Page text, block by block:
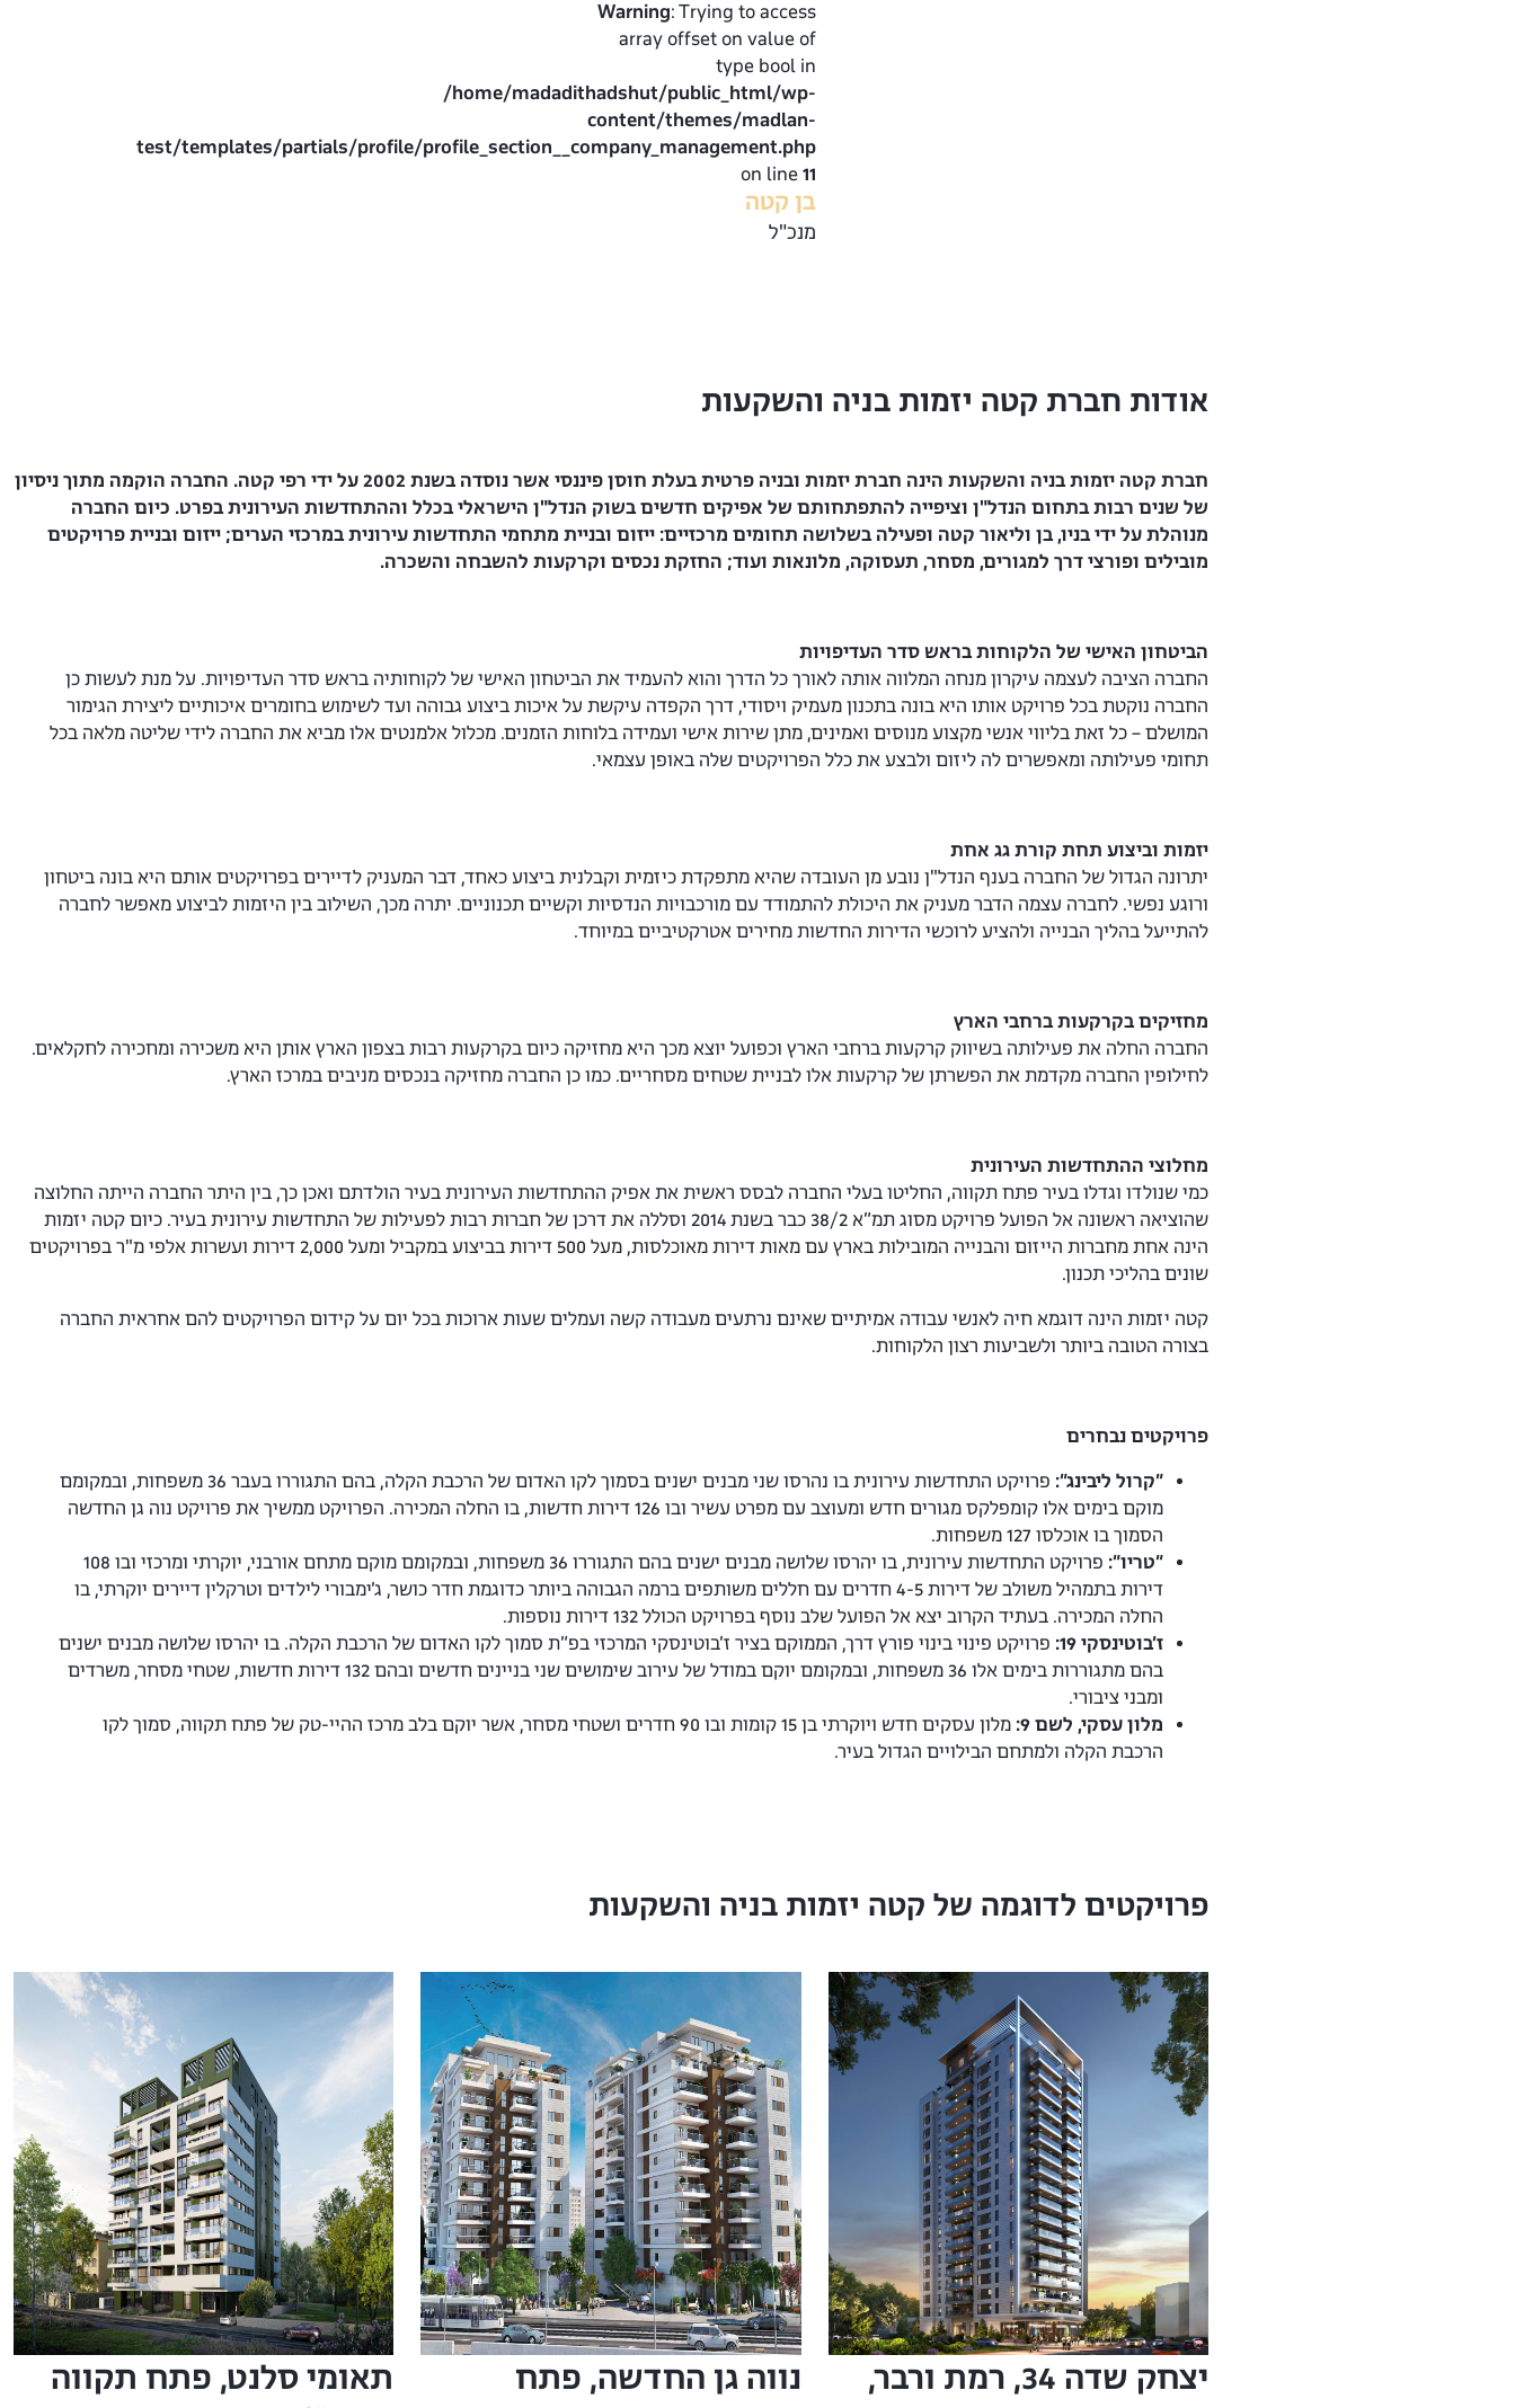
Warning: Trying to access
array offset on value of
type bool in
/home/madadithadshut/public_html/wp-
content/themes/madlan-
test/templates/partials/profile/profile_section__company_management.php
on line 11
בן קטה
מנכ"ל
אודות חברת קטה יזמות בניה והשקעות
חברת קטה יזמות בניה והשקעות הינה חברת יזמות ובניה פרטית בעלת חוסן פיננסי אשר נוסדה בשנת 2002 על ידי רפי קטה.
החברה הוקמה מתוך ניסיון
של שנים רבות בתחום הנדל"ן וציפייה להתפתחותם של אפיקים חדשים בשוק הנדל"ן הישראלי בכלל וההתחדשות העירונית בפרט. כיום החברה
מנוהלת על ידי בניו, בן וליאור קטה ופעילה בשלושה תחומים מרכזיים: ייזום ובניית מתחמי התחדשות עירונית במרכזי הערים; ייזום ובניית פרויקטים
מובילים ופורצי דרך למגורים, מסחר, תעסוקה, מלונאות ועוד; החזקת נכסים וקרקעות להשבחה והשכרה.
הביטחון האישי של הלקוחות בראש סדר העדיפויות
החברה הציבה לעצמה עיקרון מנחה המלווה אותה לאורך כל הדרך והוא להעמיד את הביטחון האישי של לקוחותיה בראש סדר העדיפויות. על מנת לעשות כן
החברה נוקטת בכל פרויקט אותו היא בונה בתכנון מעמיק ויסודי, דרך הקפדה עיקשת על איכות ביצוע גבוהה ועד לשימוש בחומרים איכותיים ליצירת הגימור
המושלם – כל זאת בליווי אנשי מקצוע מנוסים ואמינים, מתן שירות אישי ועמידה בלוחות הזמנים. מכלול אלמנטים אלו מביא את החברה לידי שליטה מלאה בכל
תחומי פעילותה ומאפשרים לה ליזום ולבצע את כלל הפרויקטים שלה באופן עצמאי.
יזמות וביצוע תחת קורת גג אחת
יתרונה הגדול של החברה בענף הנדל"ן נובע מן העובדה שהיא מתפקדת כיזמית וקבלנית ביצוע כאחד, דבר המעניק לדיירים בפרויקטים אותם היא בונה ביטחון
ורוגע נפשי. לחברה עצמה הדבר מעניק את היכולת להתמודד עם מורכבויות הנדסיות וקשיים תכנוניים. יתרה מכך, השילוב בין היזמות לביצוע מאפשר לחברה
להתייעל בהליך הבנייה ולהציע לרוכשי הדירות החדשות מחירים אטרקטיביים במיוחד.
מחזיקים בקרקעות ברחבי הארץ
החברה החלה את פעילותה בשיווק קרקעות ברחבי הארץ וכפועל יוצא מכך היא מחזיקה כיום בקרקעות רבות בצפון הארץ אותן היא משכירה ומחכירה לחקלאים.
לחילופין החברה מקדמת את הפשרתן של קרקעות אלו לבניית שטחים מסחריים. כמו כן החברה מחזיקה בנכסים מניבים במרכז הארץ.
מחלוצי ההתחדשות העירונית
כמי שנולדו וגדלו בעיר פתח תקווה, החליטו בעלי החברה לבסס ראשית את אפיק ההתחדשות העירונית בעיר הולדתם ואכן כך, בין היתר החברה הייתה החלוצה
שהוציאה ראשונה אל הפועל פרויקט מסוג תמ״א 38/2 כבר בשנת 2014 וסללה את דרכן של חברות רבות לפעילות של התחדשות עירונית בעיר. כיום קטה יזמות
הינה אחת מחברות הייזום והבנייה המובילות בארץ עם מאות דירות מאוכלסות, מעל 500 דירות בביצוע במקביל ומעל 2,000 דירות ועשרות אלפי מ"ר בפרויקטים
שונים בהליכי תכנון.
קטה יזמות הינה דוגמא חיה לאנשי עבודה אמיתיים שאינם נרתעים מעבודה קשה ועמלים שעות ארוכות בכל יום על קידום הפרויקטים להם אחראית החברה
בצורה הטובה ביותר ולשביעות רצון הלקוחות.
פרויקטים נבחרים
״קרול ליבינג״:
פרויקט התחדשות עירונית בו נהרסו שני מבנים ישנים בסמוך לקו האדום של הרכבת הקלה, בהם התגוררו בעבר 36 משפחות, ובמקומם
מוקם בימים אלו קומפלקס מגורים חדש ומעוצב עם מפרט עשיר ובו 126 דירות חדשות, בו החלה המכירה. הפרויקט ממשיך את פרויקט נוה גן החדשה
הסמוך בו אוכלסו 127 משפחות.
״טריו״: פרויקט התחדשות עירונית, בו יהרסו שלושה מבנים ישנים בהם התגוררו 36 משפחות, ובמקומם מוקם מתחם אורבני, יוקרתי ומרכזי
ובו 108
דירות בתמהיל משולב של דירות 4-5 חדרים עם חללים משותפים ברמה הגבוהה ביותר כדוגמת חדר כושר, ג׳ימבורי לילדים וטרקלין דיירים יוקרתי, בו
החלה המכירה. בעתיד הקרוב יצא אל הפועל שלב נוסף בפרויקט הכולל 132 דירות נוספות.
ז׳בוטינסקי 19:
פרויקט פינוי בינוי פורץ דרך, הממוקם בציר ז׳בוטינסקי המרכזי בפ״ת סמוך לקו האדום של הרכבת הקלה. בו יהרסו שלושה מבנים ישנים
בהם מתגוררות בימים אלו 36 משפחות, ובמקומם יוקם במודל של עירוב שימושים שני בניינים חדשים ובהם 132 דירות חדשות, שטחי מסחר, משרדים
ומבני ציבורי.
מלון עסקי, לשם 9:
מלון עסקים חדש ויוקרתי בן 15 קומות ובו 90 חדרים ושטחי מסחר, אשר יוקם בלב מרכז ההיי-טק של פתח תקווה, סמוך לקו
הרכבת הקלה ולמתחם הבילויים הגדול בעיר.
פרויקטים לדוגמה של קטה יזמות בניה והשקעות
יצחק שדה 34, רמת ורבר,
נווה גן החדשה, פתח
תאומי סלנט, פתח תקווה